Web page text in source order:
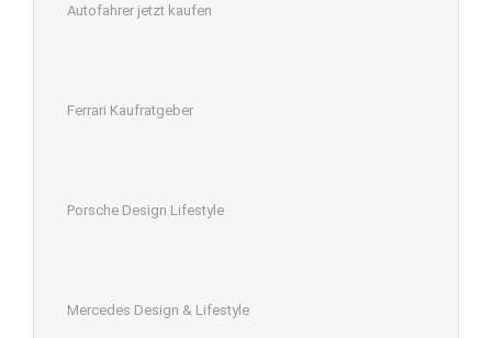
Autofahrer jetzt kaufen
Ferrari Kaufratgeber
Porsche Design Lifestyle
Mercedes Design & Lifestyle